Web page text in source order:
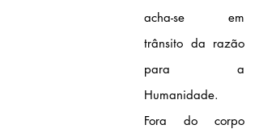
acha-se em
trânsito da razão
para a
Humanidade.
Fora do corpo